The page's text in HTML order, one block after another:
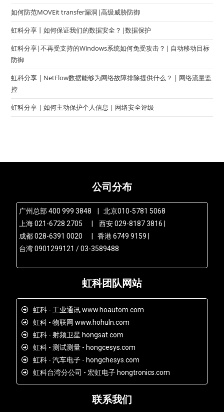
如何防范MOVEit transfer漏洞|高级威胁防御
虹科分享丨如何保证我们的数据安全？|数据保护
虹科分享|不再受支持的Windows系统如何免受攻击？| 自动移动目标
防御
虹科分享 | NetFlow数据能够为网络故障排除提供什么？ | 网络流量监
控
虹科分享 | 如何主动保护个人信息 | 网络安全评级
公司分布
广州总部 400 999 3848 | 北京010-5781 5068
上海 021-6728 2705 | 西安 029-8187 3816 |
成都 028-6391 0020 | 香港 6749 9159 |
台湾 0901299121 / 03-3589488
虹科团队网站
虹科 - 工业通讯 www.hoautom.com
虹科 - 物联网 www.hohuln.com
虹科 - 射频卫星 hongsat.com
虹科 - 测试测量 - hongcesys.com
虹科 - 汽车电子 - hongchesys.com
虹科台湾分公司 - 宏虹电子 hongtronics.com
联系我们